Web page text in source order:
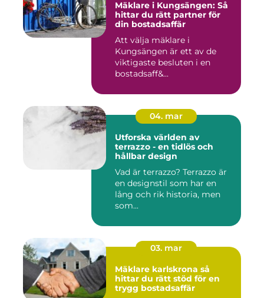
Mäklare i Kungsängen: Så
hittar du rätt partner för
din bostadsaffär
Att välja mäklare i
Kungsängen är ett av de
viktigaste besluten i en
bostadsaff&...
04. mar
Utforska världen av
terrazzo - en tidlös och
hållbar design
Vad är terrazzo? Terrazzo är
en designstil som har en
lång och rik historia, men
som...
03. mar
Mäklare karlskrona så
hittar du rätt stöd för en
trygg bostadsaffär